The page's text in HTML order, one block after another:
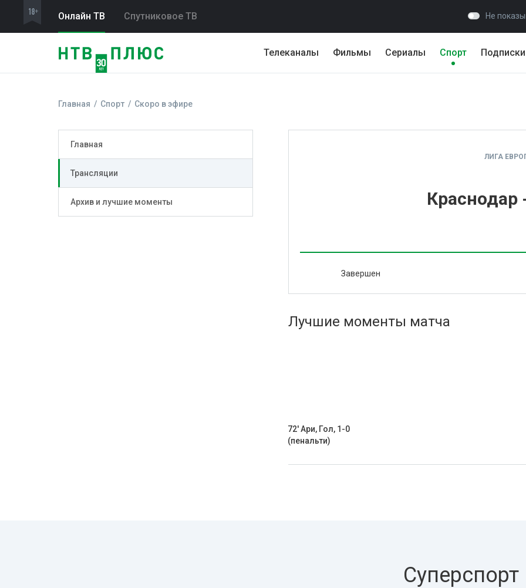
Онлайн ТВ Спутниковое ТВ Не
Телеканалы Фильмы Сериалы Спорт Подписки
Главная Спорт Скоро в эфире
Главная
Трансляции
Архив и лучшие моменты
ЛИГА
Краснодар
Завершен
Лучшие моменты матча
72' Ари, Гол, 1-0
(пенальти)
Суперспорт